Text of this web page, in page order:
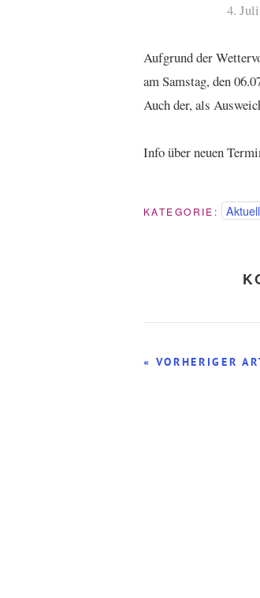
4.
Aufgrund der
am Samstag, den
Auch der, als
Info über neuen
KATEGORIE: Aktuell
« VORHERIGER